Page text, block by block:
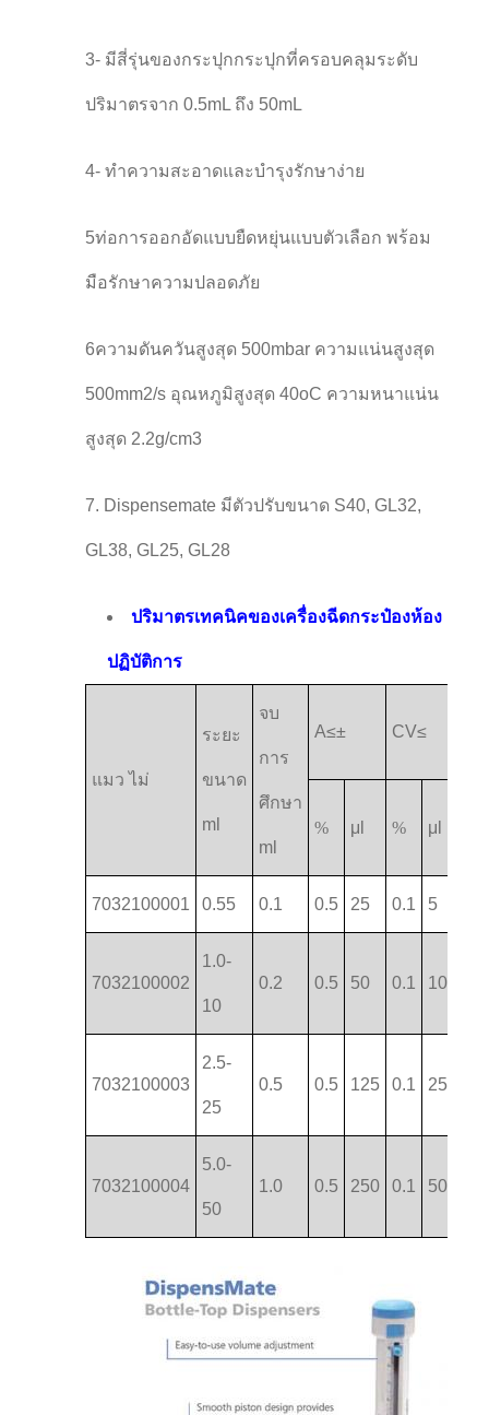
3- มีสี่รุ่นของกระปุกกระปุกที่ครอบคลุมระดับ
ปริมาตรจาก 0.5mL ถึง 50mL
4- ทําความสะอาดและบํารุงรักษาง่าย
5ท่อการออกอัดแบบยืดหยุ่นแบบตัวเลือก พร้อม
มือรักษาความปลอดภัย
6ความดันควันสูงสุด 500mbar ความแน่นสูงสุด
500mm2/s อุณหภูมิสูงสุด 40oC ความหนาแน่น
สูงสุด 2.2g/cm3
7. Dispensemate มีตัวปรับขนาด S40, GL32,
GL38, GL25, GL28
ปริมาตรเทคนิคของเครื่องฉีดกระป๋องห้อง
ปฏิบัติการ
แมว ไม่
ระยะ
ขนาด
ml
จบ
การ
ศึกษา
ml
A≤± CV≤
% μl % μl
7032100001 0.55 0.1 0.5 25 0.1 5
7032100002
1.0-
10
0.2 0.5 50 0.1 10
7032100003
2.5-
25
0.5 0.5 125 0.1 25
7032100004
5.0-
50
1.0 0.5 250 0.1 50